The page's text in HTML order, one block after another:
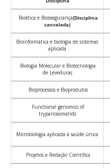
Bioética e Biossegurança(Disciplina
cancelada)
Bioinformática e biologia de sistemas
aplicada
Biologia Molecular e Biotecnologia
de Leveduras
Bioprocessos e Bioprodutos
Functional genomics of
trypanosomatids
Microbiologia aplicada à saúde única
Projetos e Redação Científica